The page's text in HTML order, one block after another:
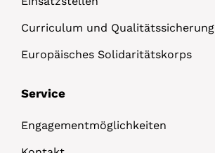
Curriculum und Qualitätssicherung
Europäisches Solidaritätskorps
Service
Engagementmöglichkeiten